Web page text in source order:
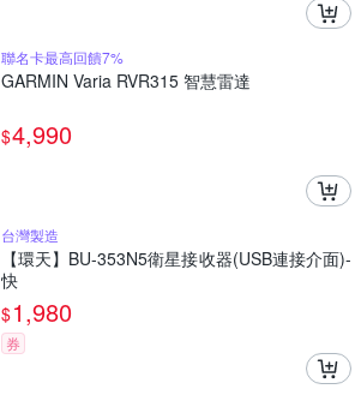
聯名卡最高回饋7%
GARMIN Varia RVR315 智慧雷達
$4,990
台灣製造
【環天】BU-353N5衛星接收器(USB連接介面)-
快
$1,980
券